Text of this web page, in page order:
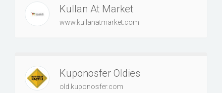
Kullan At Market
www.kullanatmarket.com
Kuponosfer Oldies
old.kuponosfer.com